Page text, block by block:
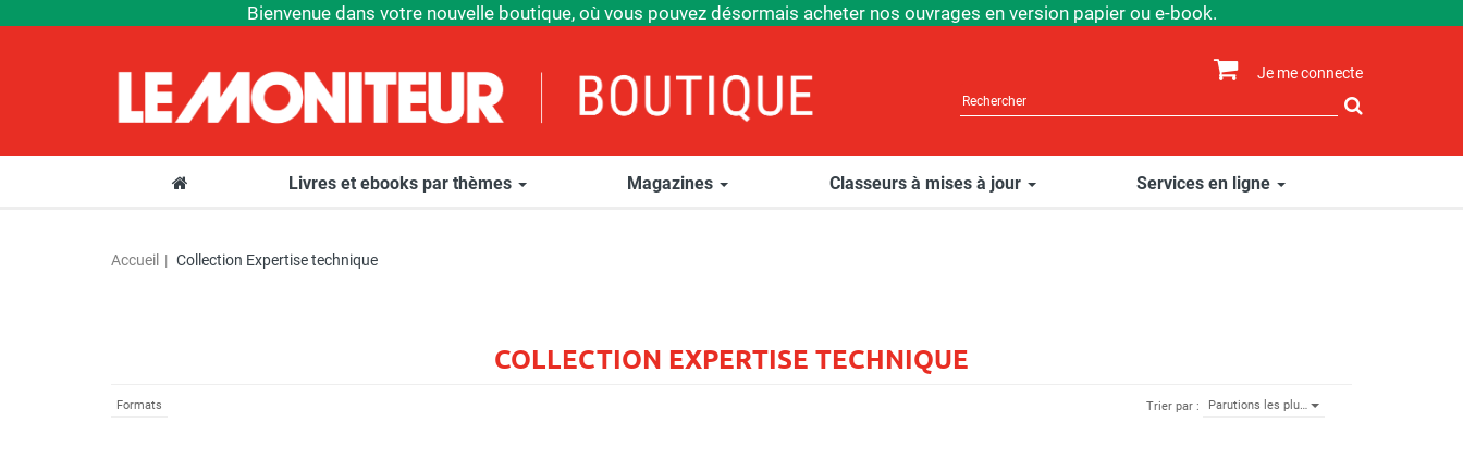
Bienvenue dans votre nouvelle boutique, où vous pouvez désormais acheter nos ouvrages en version papier ou e-book.
Je me connecte
sur
site
Livres et ebooks par thèmes Magazines Classeurs à mises à jour Services en ligne
Accueil Collection Expertise technique
COLLECTION EXPERTISE TECHNIQUE
Formats Trier par : Parutions les plu…